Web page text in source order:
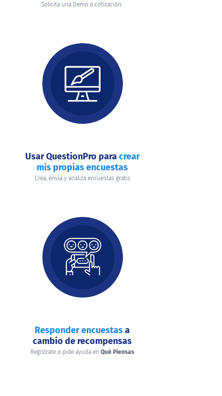
Solicita una Demo o cotización
Usar QuestionPro paracrear
mis propias encuestas
Crea, envía y analiza encuestas gratis
Responder encuestasa
cambio de recompensas
Regístrate o pide ayuda en Qué Piensas